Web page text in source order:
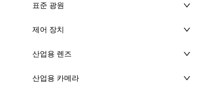
표준 광원
제어 장치
산업용 렌즈
산업용 카메라